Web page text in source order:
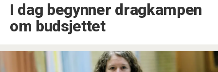
I dag begynner dragkampen
om budsjettet